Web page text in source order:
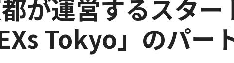
が運営するスタ
Tokyo」のパ